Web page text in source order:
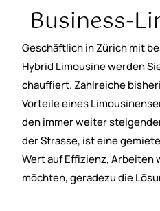
Business-
Geschäftlich in Zürich mit
Hybrid Limousine werden
chauffiert. Zahlreiche
Vorteile eines
den immer weiter
der Strasse, ist eine
Wert auf Effizienz, Arbeiten
möchten, geradezu die